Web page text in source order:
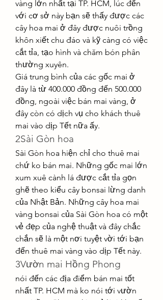
vàng lớn nhất tại TP. HCM, lúc đến
với cơ sở này bạn sẽ thấy được các
cây hoa mai ở đây được nuôi trồng
khôn xiết chu đáo và kỹ càng có việc
cắt tỉa, tạo hình và chăm bón phân
thường xuyên.
Giá trung bình của các gốc mai ở
đây là từ 400.000 đồng đến 500.000
đồng, ngoài việc bán mai vàng, ở
đây còn có dịch vụ cho khách thuê
mai vào dịp Tết nữa ấy.
2Sài Gòn hoa
Sài Gòn hoa hiện chỉ cho thuê mai
chứ ko bán mai. Những gốc mai lớn
xum xuê cành lá được cắt tỉa gọn
ghẽ theo kiểu cây bonsai lừng danh
của Nhật Bản. Những cây hoa mai
vàng bonsai của Sài Gòn hoa có một
vẻ đẹp của nghệ thuật và đây chắc
chắn sẽ là một nơi tuyệt vời tới bạn
đến thuê mai vàng vào dịp Tết này.
3Vườn mai Hồng Phong
nói đến các địa điểm bán mai tốt
nhất TP. HCM mà ko nói tới vườn